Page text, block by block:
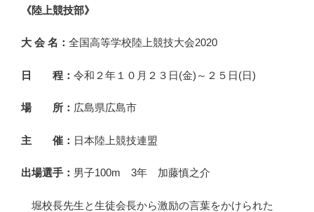
《陸上競技部》
大 会 名： 全国高等学校陸上競技大会2020
日 程： 令和２年１０月２３日(金)～２５日(日)
場 所： 広島県広島市
主 催： 日本陸上競技連盟
出場選手： 男子100m 3年 加藤慎之介
堀校長先生と生徒会長から激励の言葉をかけられた